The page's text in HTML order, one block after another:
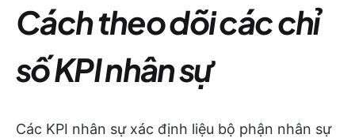
Cách theo dõi các chỉ
số KPI nhân sự
Các KPI nhân sự xác định liệu bộ phận nhân sự